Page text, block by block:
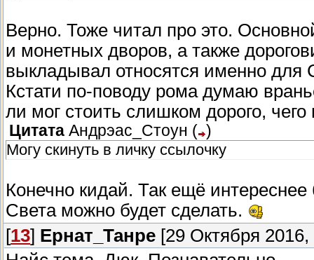
Верно. Тоже читал про это.
и монетных дворов, а также
выкладывал относятся именно для
Кстати по-поводу рома думаю
ли мог стоить слишком дорого, чего
Цитата Андрэас_Стоун ( )
Могу скинуть в личку ссылочку
Конечно кидай. Так ещё
Света можно будет сделать.
[13] Ернат_Танре [29 Октября